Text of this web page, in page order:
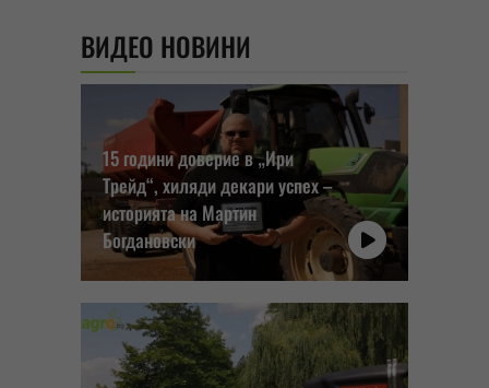
ВИДЕО НОВИНИ
15 години доверие в „Ири
Трейд“, хиляди декари успех –
историята на Мартин
Богдановски